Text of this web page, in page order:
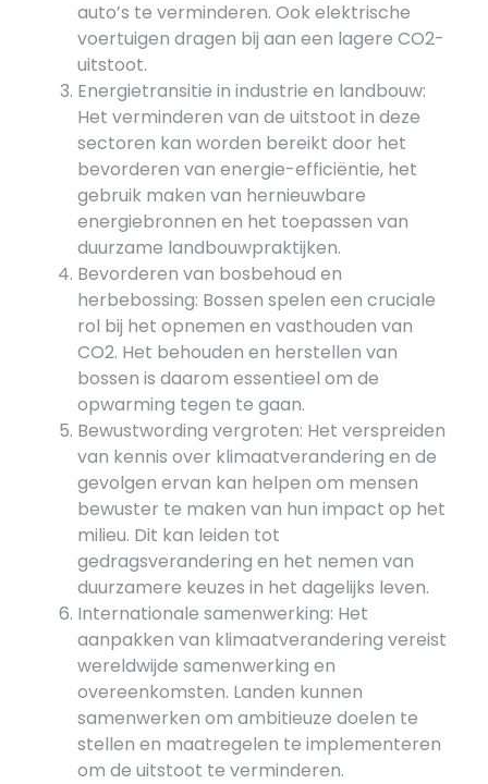
auto’s te verminderen. Ook elektrische
voertuigen dragen bij aan een lagere CO2-
uitstoot.
Energietransitie in industrie en landbouw:
Het verminderen van de uitstoot in deze
sectoren kan worden bereikt door het
bevorderen van energie-efficiëntie, het
gebruik maken van hernieuwbare
energiebronnen en het toepassen van
duurzame landbouwpraktijken.
Bevorderen van bosbehoud en
herbebossing: Bossen spelen een cruciale
rol bij het opnemen en vasthouden van
CO2. Het behouden en herstellen van
bossen is daarom essentieel om de
opwarming tegen te gaan.
Bewustwording vergroten: Het verspreiden
van kennis over klimaatverandering en de
gevolgen ervan kan helpen om mensen
bewuster te maken van hun impact op het
milieu. Dit kan leiden tot
gedragsverandering en het nemen van
duurzamere keuzes in het dagelijks leven.
Internationale samenwerking: Het
aanpakken van klimaatverandering vereist
wereldwijde samenwerking en
overeenkomsten. Landen kunnen
samenwerken om ambitieuze doelen te
stellen en maatregelen te implementeren
om de uitstoot te verminderen.